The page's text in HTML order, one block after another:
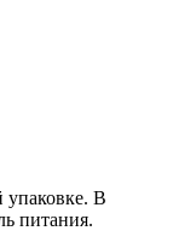
упаковке. В
питания.